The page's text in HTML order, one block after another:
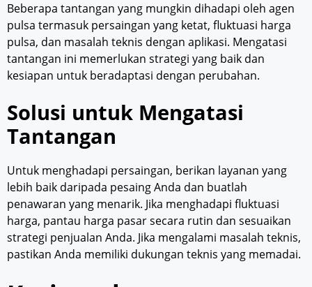
Beberapa tantangan yang mungkin dihadapi oleh agen
pulsa termasuk persaingan yang ketat, fluktuasi harga
pulsa, dan masalah teknis dengan aplikasi. Mengatasi
tantangan ini memerlukan strategi yang baik dan
kesiapan untuk beradaptasi dengan perubahan.
Solusi untuk Mengatasi
Tantangan
Untuk menghadapi persaingan, berikan layanan yang
lebih baik daripada pesaing Anda dan buatlah
penawaran yang menarik. Jika menghadapi fluktuasi
harga, pantau harga pasar secara rutin dan sesuaikan
strategi penjualan Anda. Jika mengalami masalah teknis,
pastikan Anda memiliki dukungan teknis yang memadai.